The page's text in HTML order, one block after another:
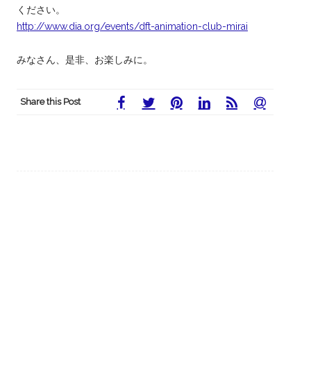
ください。
http://www.dia.org/events/dft-animation-club-mirai
みなさん、是非、お楽しみに。
Share this Post